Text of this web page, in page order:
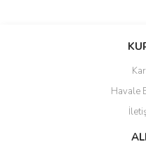
Bu ürüne
Ürün resmi kalitesiz,
Ürün açıklamasında eksik
Ürün bilgilerinde hatalar
Havale